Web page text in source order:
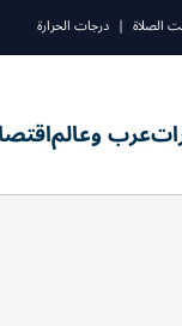
الصلاة | درجات الحرارة
عرب وعالم